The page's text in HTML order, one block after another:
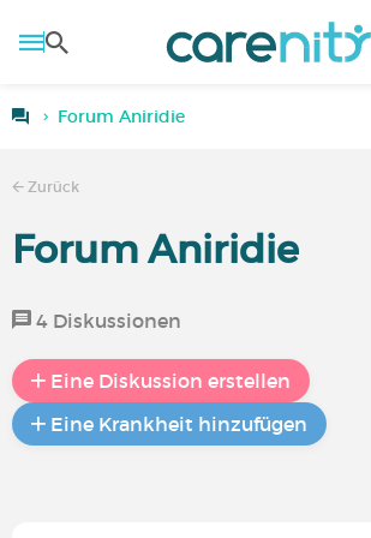
Forum Aniridie
Zurück
Forum Aniridie
4 Diskussionen
Eine Diskussion erstellen
Eine Krankheit hinzufügen